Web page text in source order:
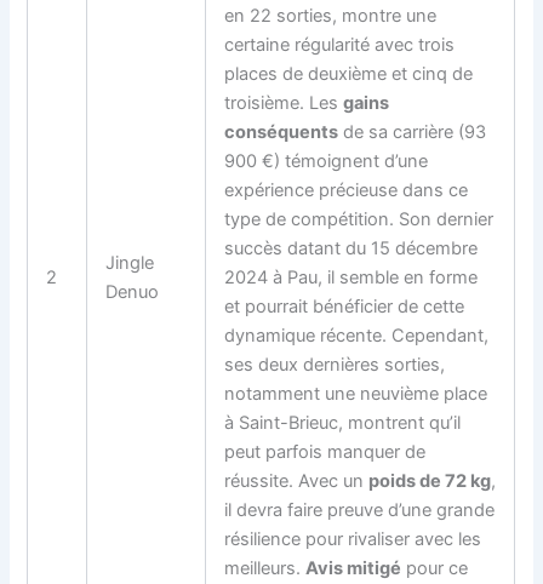
2
Jingle
Denuo
en 22 sorties, montre une
certaine régularité avec trois
places de deuxième et cinq de
troisième. Lesgains
conséquents de sa carrière (93
900 €) témoignent d’une
expérience précieuse dans ce
type de compétition. Son dernier
succès datant du 15 décembre
2024 à Pau, il semble en forme
et pourrait bénéficier de cette
dynamique récente. Cependant,
ses deux dernières sorties,
notamment une neuvième place
à Saint-Brieuc, montrent qu’il
peut parfois manquer de
réussite. Avec un poids de 72 kg,
il devra faire preuve d’une grande
résilience pour rivaliser avec les
meilleurs.Avis mitigé pour ce